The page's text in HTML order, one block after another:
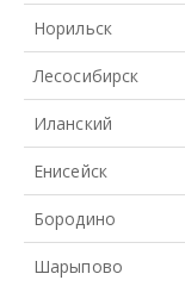
Норильск
Лесосибирск
Иланский
Енисейск
Бородино
Шарыпово